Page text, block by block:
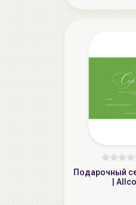
Подарочный
|